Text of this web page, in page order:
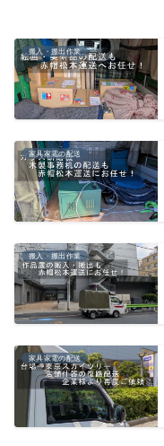
搬入・搬出作業
家具家電の配送
搬入・搬出作業
家具家電の配送